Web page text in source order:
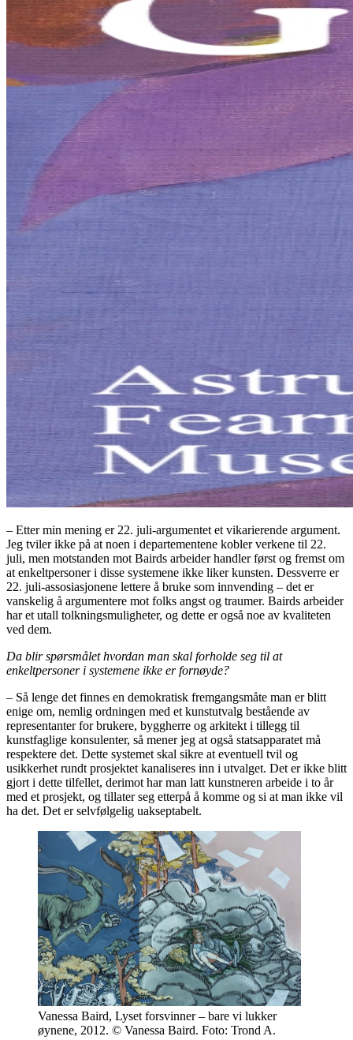
– Etter min mening er 22. juli-argumentet et vikarierende argument.
Jeg tviler ikke på at noen i departementene kobler verkene til 22.
juli, men motstanden mot Bairds arbeider handler først og fremst om
at enkeltpersoner i disse systemene ikke liker kunsten. Dessverre er
22. juli-assosiasjonene lettere å bruke som innvending – det er
vanskelig å argumentere mot folks angst og traumer. Bairds arbeider
har et utall tolkningsmuligheter, og dette er også noe av kvaliteten
ved dem.
Da blir spørsmålet hvordan man skal forholde seg til at
enkeltpersoner i systemene ikke er fornøyde?
– Så lenge det finnes en demokratisk fremgangsmåte man er blitt
enige om, nemlig ordningen med et kunstutvalg bestående av
representanter for brukere, byggherre og arkitekt i tillegg til
kunstfaglige konsulenter, så mener jeg at også statsapparatet må
respektere det. Dette systemet skal sikre at eventuell tvil og
usikkerhet rundt prosjektet kanaliseres inn i utvalget. Det er ikke blitt
gjort i dette tilfellet, derimot har man latt kunstneren arbeide i to år
med et prosjekt, og tillater seg etterpå å komme og si at man ikke vil
ha det. Det er selvfølgelig uakseptabelt.
Vanessa Baird, Lyset forsvinner – bare vi lukker
øynene, 2012. © Vanessa Baird. Foto: Trond A.